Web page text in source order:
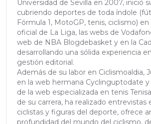
Universidad de Sevilla en 2007, inició
cubriendo deportes de toda índole
Fórmula 1, MotoGP, tenis, ciclismo) en
oficial de La Liga, las webs de
web de NBA Blogdebasket y en la
desarrollando una sólida experiencia
gestión editorial.
Además de su labor en Ciclismoaldia,
en la web hermana Cyclinguptodate
de la web especializada en tenis
de su carrera, ha realizado entrevistas
ciclistas y figuras del deporte, ofrece
profundidad del mundo del ciclismo,